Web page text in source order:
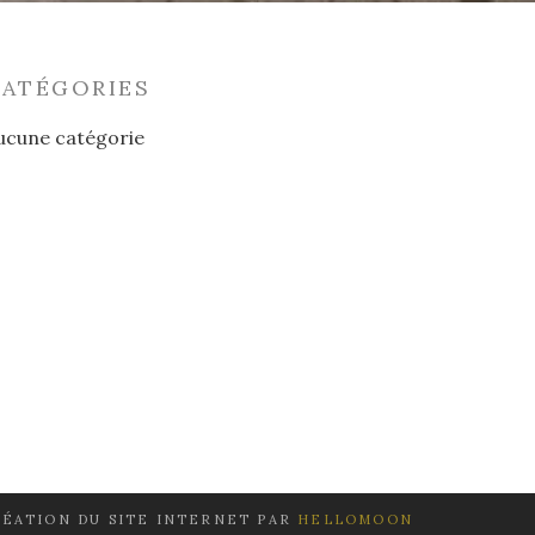
catégorie
DU SITE INTERNET PAR HELLOMOON